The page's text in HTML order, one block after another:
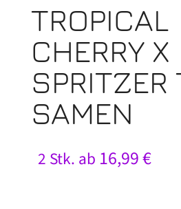
TROPICAL
CHERRY X
SAMEN
2 Stk. ab 16,99€